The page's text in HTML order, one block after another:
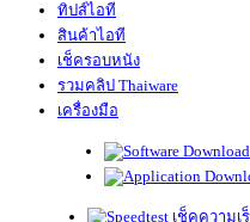
ทิปส์ไอที
สินค้าไอที
เช็ครอบหนัง
รวมคลิป Thaiware
เครื่องมือ
เช็คความเ